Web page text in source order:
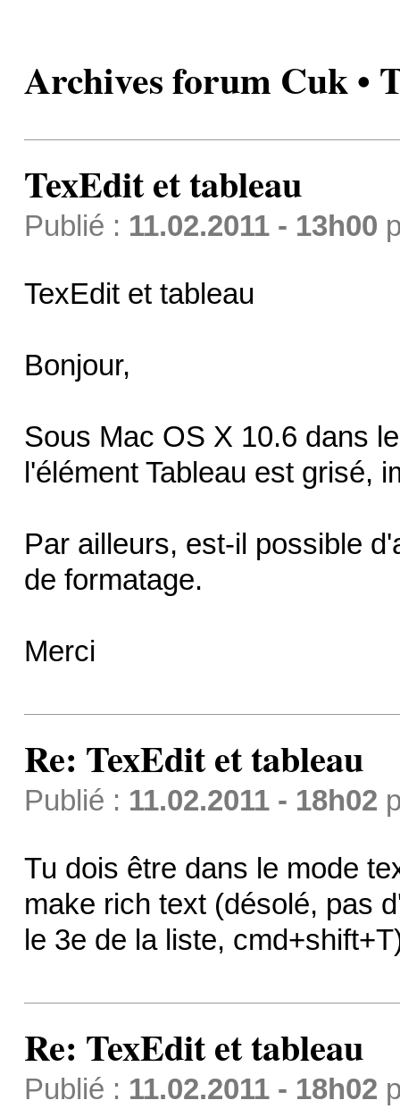
Archives forum Cuk •
TexEdit et tableau
Publié : 11.02.2011 - 13h00
TexEdit et tableau
Bonjour,
Sous Mac OS X 10.6 dans
l'élément Tableau est grisé,
Par ailleurs, est-il possible
de formatage.
Merci
Re: TexEdit et tableau
Publié : 11.02.2011 - 18h02
Tu dois être dans le mode
make rich text (désolé, pas
le 3e de la liste,
Re: TexEdit et tableau
Publié : 11.02.2011 - 18h02